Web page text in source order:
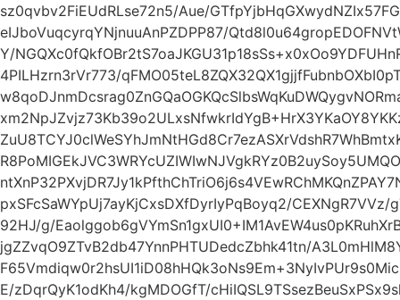
sz0qvbv2FiEUdRLse72n5/Aue/
eIJboVuqcyrqYNjnuuAnPZDPP87/
Y/
4PILHzrn3rVr773/
pxSFcSaWYpUj7ayKjCxsDXfDyrIyPqBoyq2/
92HJ/g/
jgZZvqO9ZTvB2db47YnnPHTUDedcZbhk41tn/
E/zDqrQyK1odKh4/kgMDOGfT/